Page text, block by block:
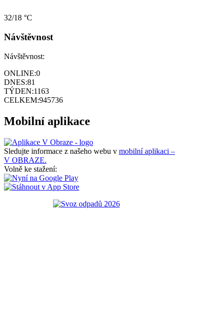
32/18 °C
Návštěvnost
Návštěvnost:
ONLINE:0
DNES:81
TÝDEN:1163
CELKEM:945736
Mobilní aplikace
Sledujte informace z našeho webu v mobilní aplikaci –
V OBRAZE.
Volně ke stažení: